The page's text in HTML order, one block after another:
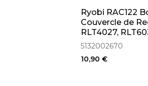
Ryobi RAC122
Couvercle de
RLT4027,
RLT5027,
(5132002670)
5132002670
10,90 €